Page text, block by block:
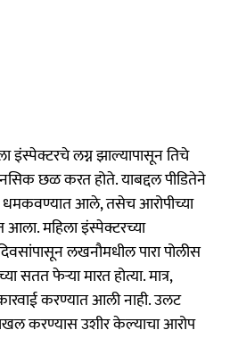
इंस्पेक्टरचे लग्न झाल्यापासून तिचे
छळ करत होते. याबद्दल पीडितेने
धमकवण्यात आले, तसेच आरोपीच्या
आला. महिला इंस्पेक्टरच्या
लखनौमधील पारा पोलीस
फेऱ्या मारत होत्या. मात्र,
करण्यात आली नाही. उलट
करण्यास उशीर केल्याचा आरोप